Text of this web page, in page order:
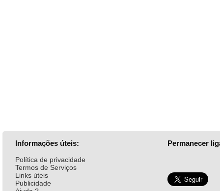
Informações úteis:
Política de privacidade
Termos de Serviços
Links úteis
Publicidade
Permanecer